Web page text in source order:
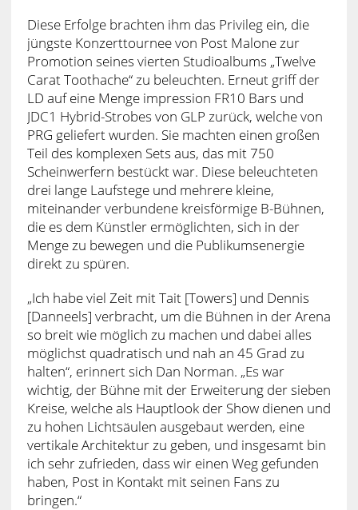
Diese Erfolge brachten ihm das Privileg ein, die
jüngste Konzerttournee von Post Malone zur
Promotion seines vierten Studioalbums „Twelve
Carat Toothache“ zu beleuchten. Erneut griff der
LD auf eine Menge impression FR10 Bars und
JDC1 Hybrid-Strobes von GLP zurück, welche von
PRG geliefert wurden. Sie machten einen großen
Teil des komplexen Sets aus, das mit 750
Scheinwerfern bestückt war. Diese beleuchteten
drei lange Laufstege und mehrere kleine,
miteinander verbundene kreisförmige B-Bühnen,
die es dem Künstler ermöglichten, sich in der
Menge zu bewegen und die Publikumsenergie
direkt zu spüren.
„Ich habe viel Zeit mit Tait [Towers] und Dennis
[Danneels] verbracht, um die Bühnen in der Arena
so breit wie möglich zu machen und dabei alles
möglichst quadratisch und nah an 45 Grad zu
halten“, erinnert sich Dan Norman. „Es war
wichtig, der Bühne mit der Erweiterung der sieben
Kreise, welche als Hauptlook der Show dienen und
zu hohen Lichtsäulen ausgebaut werden, eine
vertikale Architektur zu geben, und insgesamt bin
ich sehr zufrieden, dass wir einen Weg gefunden
haben, Post in Kontakt mit seinen Fans zu
bringen.“